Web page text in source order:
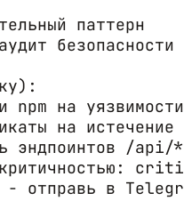
паттерн
безопасности
npm на
на
эндпоинтов /api/
в